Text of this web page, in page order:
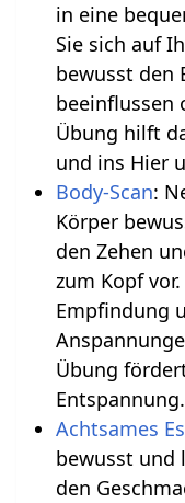
in eine
Sie sich auf
bewusst den
beeinflussen
Übung hilft
und ins Hier
Body-Scan:
Körper
den Zehen
zum Kopf
Empfindung
Übung
Entspannung.
Achtsames
bewusst und
den